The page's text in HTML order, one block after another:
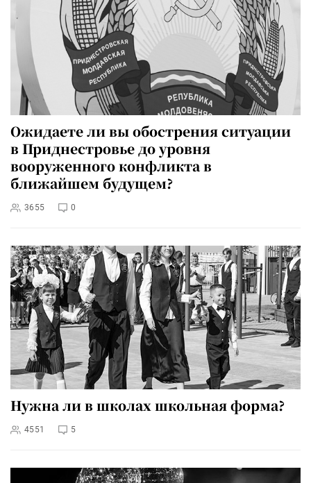
Ожидаете ли вы обострения ситуации
в Приднестровье до уровня
вооруженного конфликта в
ближайшем будущем?
3655 0
Нужна ли в школах школьная форма?
4551 5